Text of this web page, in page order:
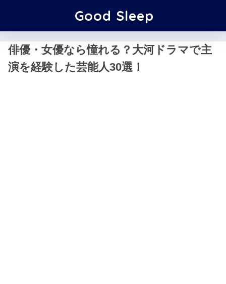
Good Sleep
俳優・女優なら憧れる？大河ドラマで主
演を経験した芸能人30選！